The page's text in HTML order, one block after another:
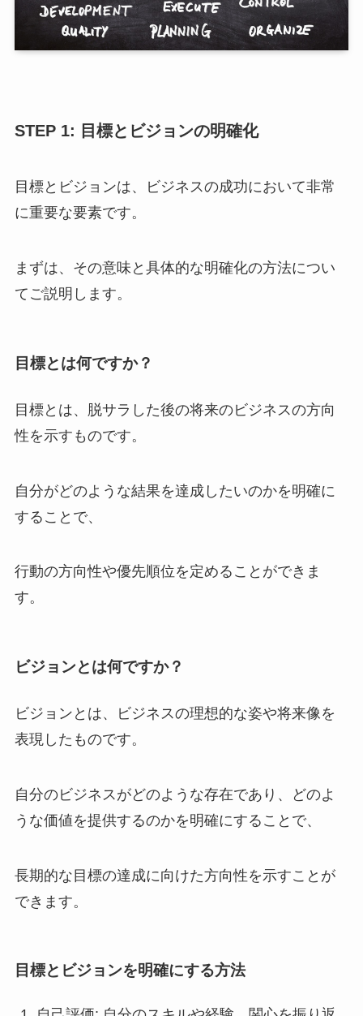
STEP 1: 目標とビジョンの明確化
目標とビジョンは、ビジネスの成功において非常
に重要な要素です。
まずは、その意味と具体的な明確化の方法につい
てご説明します。
目標とは何ですか？
目標とは、脱サラした後の将来のビジネスの方向
性を示すものです。
自分がどのような結果を達成したいのかを明確に
することで、
行動の方向性や優先順位を定めることができま
す。
ビジョンとは何ですか？
ビジョンとは、ビジネスの理想的な姿や将来像を
表現したものです。
自分のビジネスがどのような存在であり、どのよ
うな価値を提供するのかを明確にすることで、
長期的な目標の達成に向けた方向性を示すことが
できます。
目標とビジョンを明確にする方法